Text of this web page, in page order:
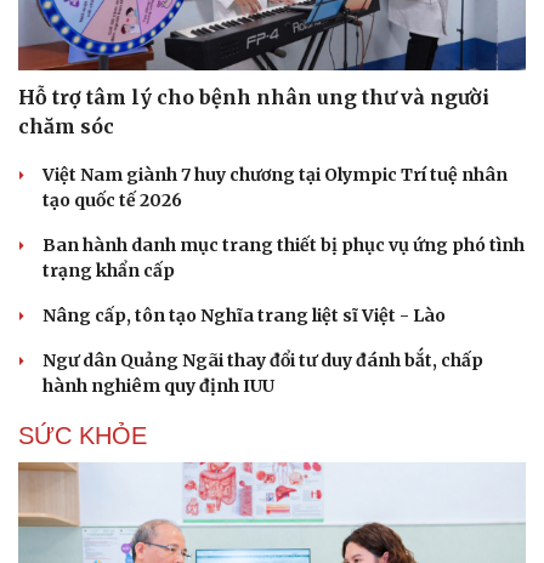
Du lịch
Tư vấn
check-in
Podcast
Cửa sổ tình yêu
Hỗ trợ tâm lý cho bệnh nhân ung thư và người
chăm sóc
Việt Nam giành 7 huy chương tại Olympic Trí tuệ nhân
tạo quốc tế 2026
Ban hành danh mục trang thiết bị phục vụ ứng phó tình
trạng khẩn cấp
Nâng cấp, tôn tạo Nghĩa trang liệt sĩ Việt - Lào
Ngư dân Quảng Ngãi thay đổi tư duy đánh bắt, chấp
hành nghiêm quy định IUU
SỨC KHỎE